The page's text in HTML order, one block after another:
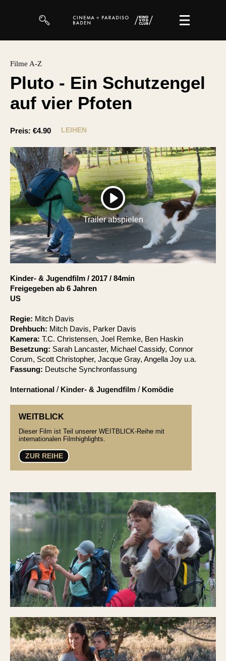
Magazin
Kuratierungen
So geht’s
Filmpakete
Gutscheine
& Filmpässe
Account
Suche
Filme A-Z
Pluto - Ein Schutzengel
auf vier Pfoten
Preis: €4.90 LEIHEN
PLAY
Trailer abspielen
Kinder- & Jugendfilm / 2017 / 84min
Freigegeben ab 6 Jahren
US
Regie: Mitch Davis
Drehbuch: Mitch Davis, Parker Davis
Kamera: T.C. Christensen, Joel Remke, Ben Haskin
Besetzung: Sarah Lancaster, Michael Cassidy, Connor
Corum, Scott Christopher, Jacque Gray, Angella Joy u.a.
Fassung: Deutsche Synchronfassung
International / Kinder- & Jugendfilm / Komödie
WEITBLICK
Dieser Film ist Teil unserer WEITBLICK-Reihe mit
internationalen Filmhighlights.
ZUR REIHE